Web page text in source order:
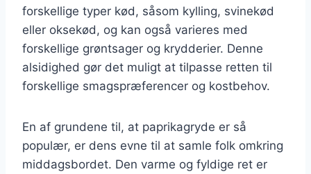
forskellige typer kød, såsom kylling, svinekød
eller oksekød, og kan også varieres med
forskellige grøntsager og krydderier. Denne
alsidighed gør det muligt at tilpasse retten til
forskellige smagspræferencer og kostbehov.
En af grundene til, at paprikagryde er så
populær, er dens evne til at samle folk omkring
middagsbordet. Den varme og fyldige ret er